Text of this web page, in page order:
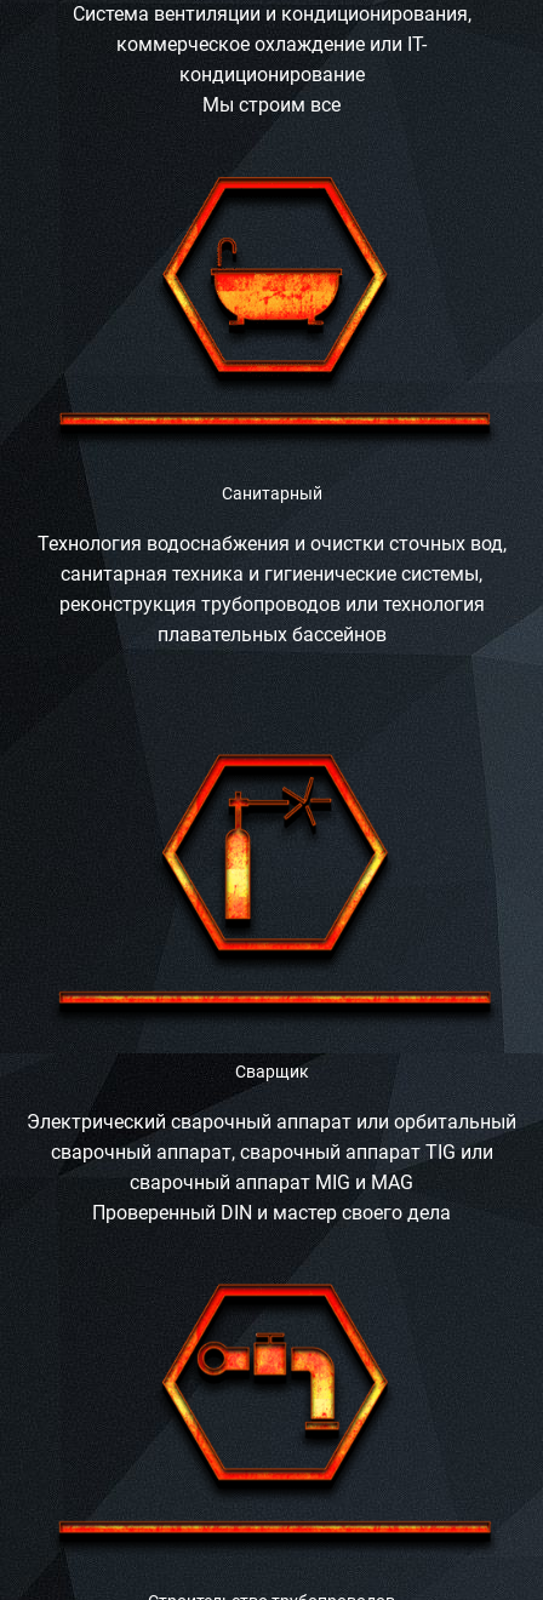
Система вентиляции и кондиционирования,
коммерческое охлаждение или IT-
кондиционирование
Мы строим все
Санитарный
Технология водоснабжения и очистки сточных вод,
санитарная техника и гигиенические системы,
реконструкция трубопроводов или технология
плавательных бассейнов
Сварщик
Электрический сварочный аппарат или орбитальный
сварочный аппарат, сварочный аппарат TIG или
сварочный аппарат MIG и MAG
Проверенный DIN и мастер своего дела